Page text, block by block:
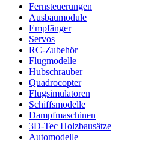
Fernsteuerungen
Ausbaumodule
Empfänger
Servos
RC-Zubehör
Flugmodelle
Hubschrauber
Quadrocopter
Flugsimulatoren
Schiffsmodelle
Dampfmaschinen
3D-Tec Holzbausätze
Automodelle